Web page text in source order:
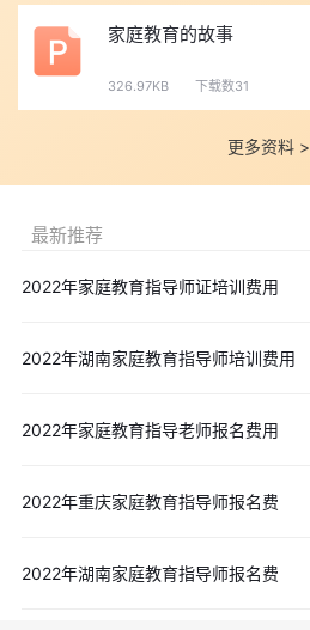
家庭教育的故事
326.97KB 下载数31
更多资料 >
最新推荐
2022年家庭教育指导师证培训费用
2022年湖南家庭教育指导师培训费用
2022年家庭教育指导老师报名费用
2022年重庆家庭教育指导师报名费
2022年湖南家庭教育指导师报名费